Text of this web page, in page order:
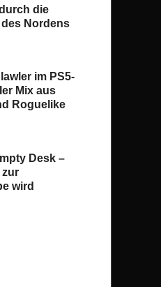
die
Nordens
im PS5-
Mix aus
Roguelike
Desk –
zur
wird